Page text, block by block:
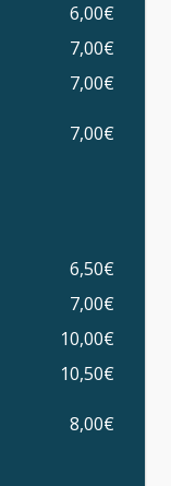
6,00€
7,00€
7,00€
7,00€
6,50€
7,00€
10,00€
10,50€
8,00€